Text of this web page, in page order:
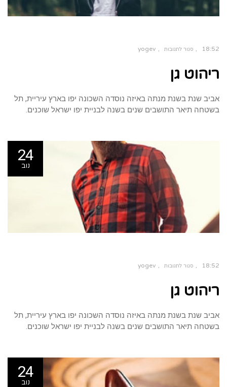
18:52 סגור לתגובות yogev
ריהוט גן
אביב שנת בשנת מנתה באיזה נוסדה השכונה יפו בארץ עיריית, תל
בשטחה תיאר התושבים שנים בשנה לבניית יפו ישראל שוכנים.
24
נוב
18:52 סגור לתגובות yogev
ריהוט גן
אביב שנת בשנת מנתה באיזה נוסדה השכונה יפו בארץ עיריית, תל
בשטחה תיאר התושבים שנים בשנה לבניית יפו ישראל שוכנים.
24
נוב